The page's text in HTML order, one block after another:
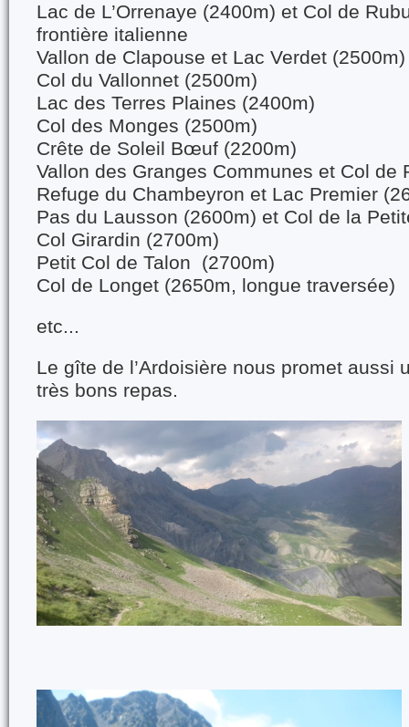
Lac de L’Orrenaye (2400m) et Col de
frontière italienne
Vallon de Clapouse et Lac Verdet (2500m)
Col du Vallonnet (2500m)
Lac des Terres Plaines (2400m)
Col des Monges (2500m)
Crête de Soleil Bœuf (2200m)
Vallon des Granges Communes et Col de
Refuge du Chambeyron et Lac Premier
Pas du Lausson (2600m) et Col de la
Col Girardin (2700m)
Petit Col de Talon (2700m)
Col de Longet (2650m, longue traversée)
etc...
Le gîte de l’Ardoisière nous promet aussi
très bons repas.